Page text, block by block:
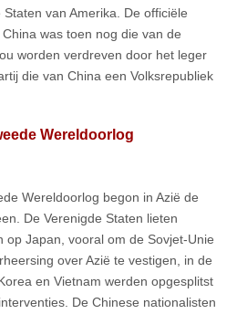
van Amerika. De officiële
was toen nog die van de
worden verdreven door het leger
die van China een Volksrepubliek
Wereldoorlog
Wereldoorlog begon in Azië de
De Verenigde Staten lieten
op Japan, vooral om de Sovjet-Unie
over Azië te vestigen, in de
en Vietnam werden opgesplitst
De Chinese nationalisten